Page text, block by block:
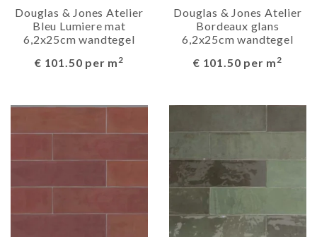
Douglas & Jones Atelier
Bleu Lumiere mat
6,2x25cm wandtegel
€ 101.50 per m2
Douglas & Jones Atelier
Bordeaux glans
6,2x25cm wandtegel
€ 101.50 per m2